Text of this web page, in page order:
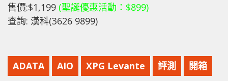
售價:$1,199 (聖誕優惠活動：$899)
查詢: 漢科(3626 9899)
ADATA AIO XPG Levante 評測 開箱